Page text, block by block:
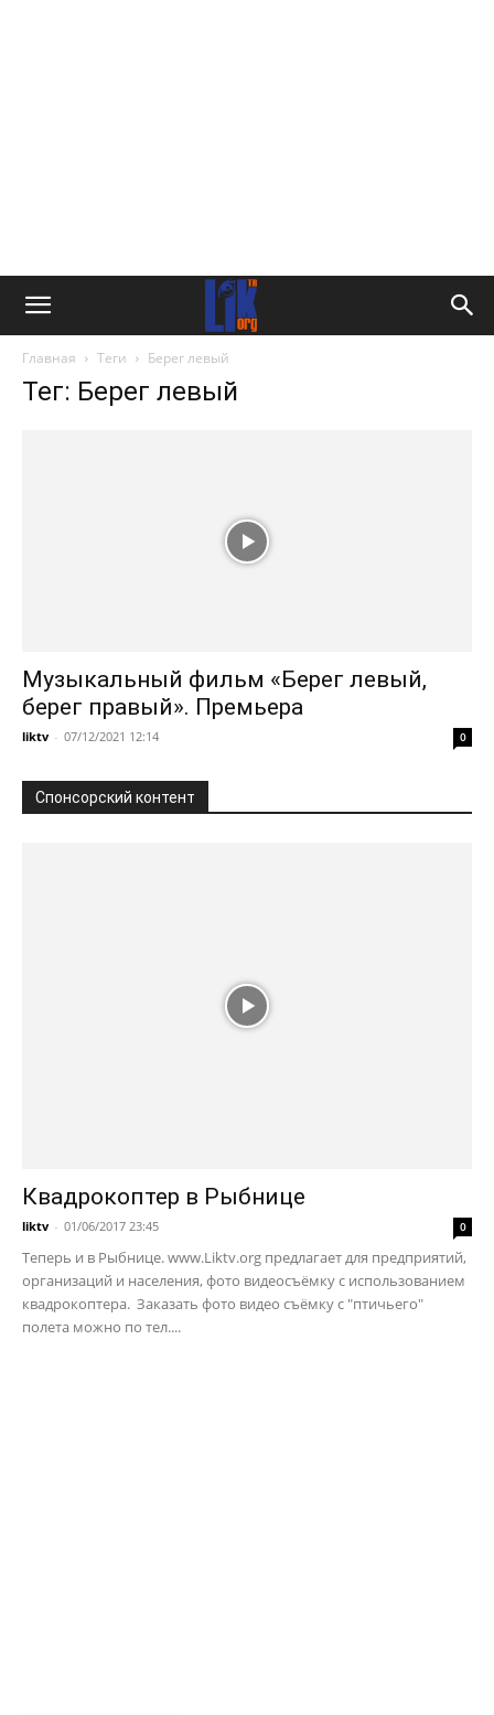
Главная Теги Берег левый
Тег: Берег левый
Музыкальный фильм «Берег левый,
берег правый». Премьера
liktv - 07/12/2021 12:14 0
Спонсорский контент
Квадрокоптер в Рыбнице
liktv - 01/06/2017 23:45 0
Теперь и в Рыбнице. www.Liktv.org предлагает для предприятий,
организаций и населения, фото видеосъёмку с использованием
квадрокоптера. Заказать фото видео съёмку с "птичьего"
полета можно по тел....